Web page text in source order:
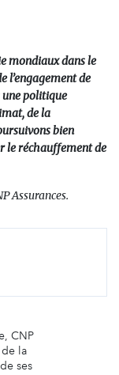
mondiaux dans le
l’engagement de
une politique
de la
bien
le réchauffement de
Assurances.
CNP
la
ses